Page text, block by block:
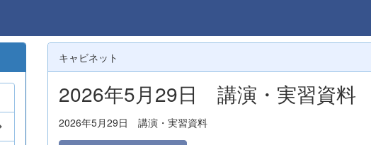
キャビネット
2026年5月29日 講演・実習資料
2026年5月29日 講演・実習資料